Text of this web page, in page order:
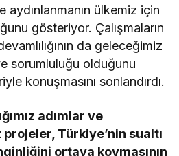
aydınlanmanın ülkemiz için
gösteriyor. Çalışmaların
da geleceğimiz
sorumluluğu olduğunu
konuşmasını sonlandırdı.
adımlar ve
Türkiye’nin sualtı
ortaya koymasının